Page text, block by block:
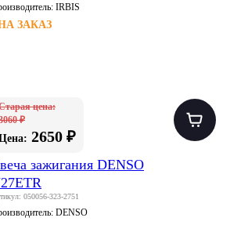
IRBIS
ЗАКАЗ
цена:
₽
2650 ₽
зажигания DENSO
050056-323-2751
DENSO